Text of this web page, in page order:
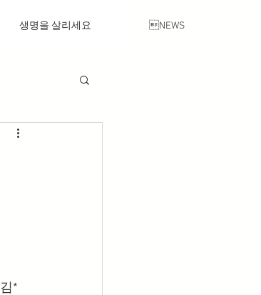
생명을 살리세요 NEWS
*